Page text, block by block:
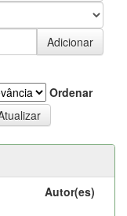
Ordenar
Autor(es)